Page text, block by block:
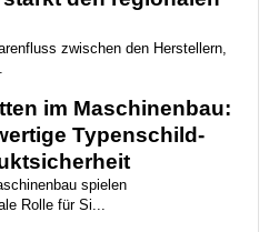
zwischen den Herstellern,
im Maschinenbau:
Typenschild-
spielen
Rolle für Si...